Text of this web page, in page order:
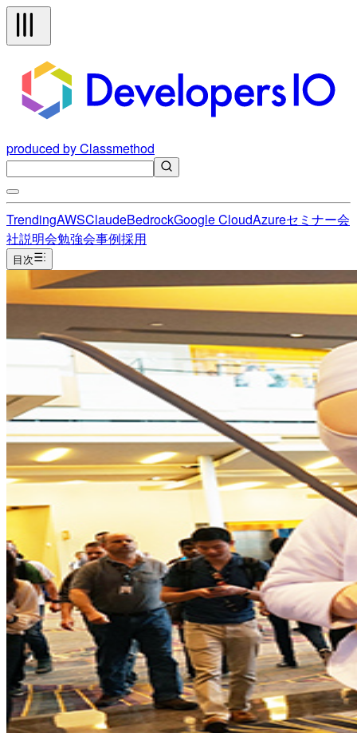
produced by Classmethod
TrendingAWSClaudeBedrockGoogle CloudAzureセミナー会
社説明会勉強会事例採用
目次